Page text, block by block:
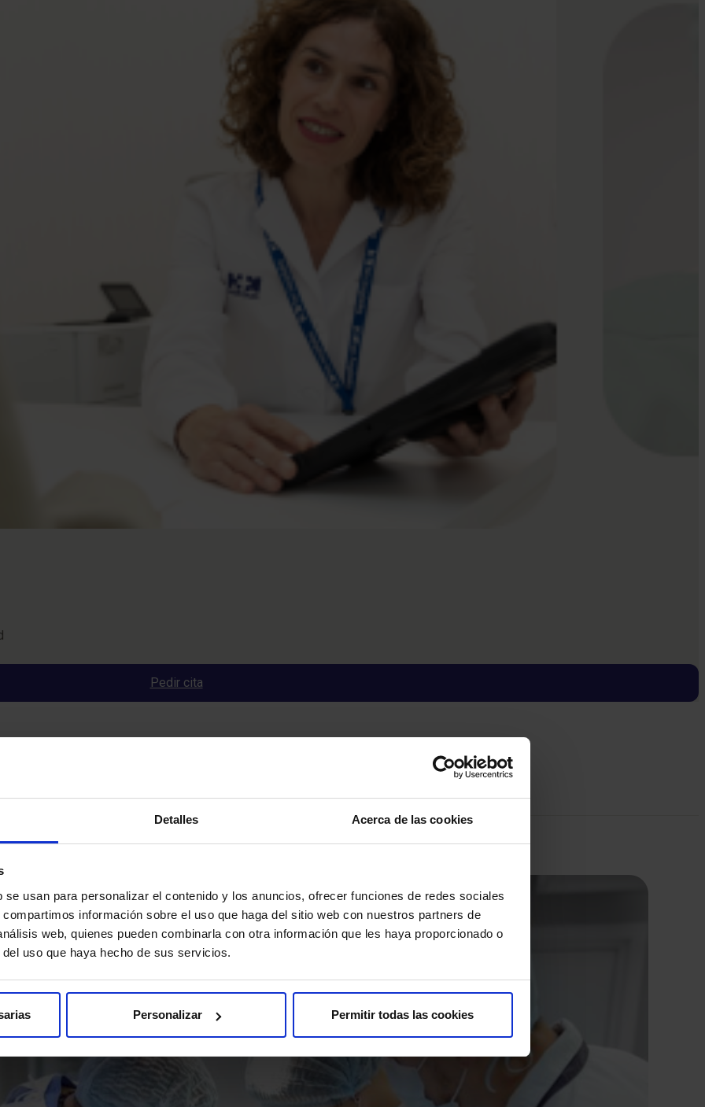
Detalles Acerca de las cookies
usan para personalizar el contenido y los anuncios, ofrecer funciones de redes sociales
información sobre el uso que haga del sitio web con nuestros partners de
web, quienes pueden combinarla con otra información que les haya proporcionado o
uso que haya hecho de sus servicios.
Personalizar Permitir todas las cookies
Pedir cita